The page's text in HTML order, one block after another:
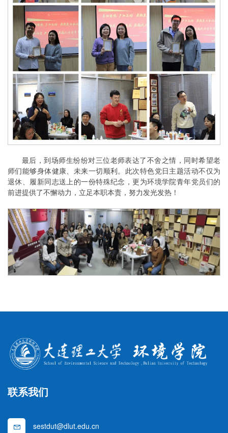
最后，到场师生纷纷对三位老师表达了不舍之情，同时希望老
师们能够身体健康、未来一切顺利。此次特色党日主题活动不仅为
退休、履新同志送上的一份特殊纪念，更为环境学院青年党员们的
前进提供了不懈动力，立足本职本责，努力发光发热！
联系我们
sestdut@dlut.edu.cn